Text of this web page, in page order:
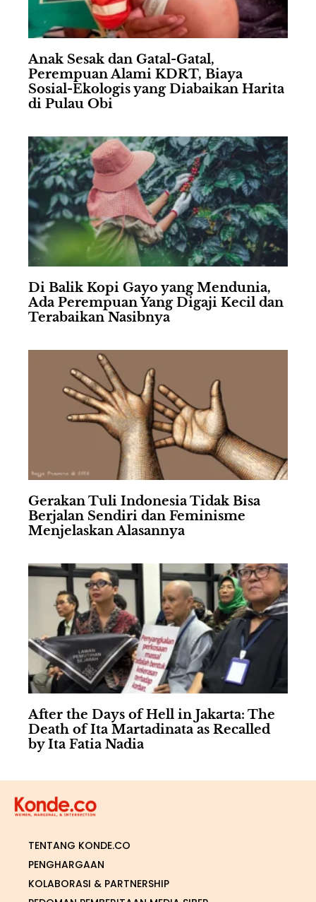
Anak Sesak dan Gatal-Gatal,
Perempuan Alami KDRT, Biaya
Sosial-Ekologis yang Diabaikan Harita
di Pulau Obi
Di Balik Kopi Gayo yang Mendunia,
Ada Perempuan Yang Digaji Kecil dan
Terabaikan Nasibnya
Gerakan Tuli Indonesia Tidak Bisa
Berjalan Sendiri dan Feminisme
Menjelaskan Alasannya
After the Days of Hell in Jakarta: The
Death of Ita Martadinata as Recalled
by Ita Fatia Nadia
TENTANG KONDE.CO
PENGHARGAAN
KOLABORASI & PARTNERSHIP